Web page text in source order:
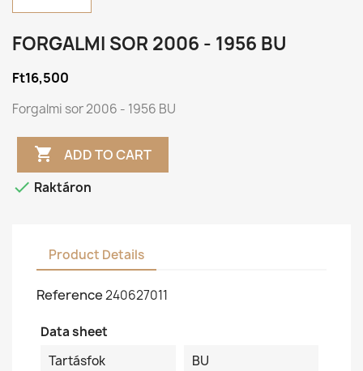
FORGALMI SOR 2006 - 1956 BU
Ft16,500
Forgalmi sor 2006 - 1956 BU
 ADD TO CART
 Raktáron
Product Details
Reference240627011
Data sheet
Tartásfok
BU